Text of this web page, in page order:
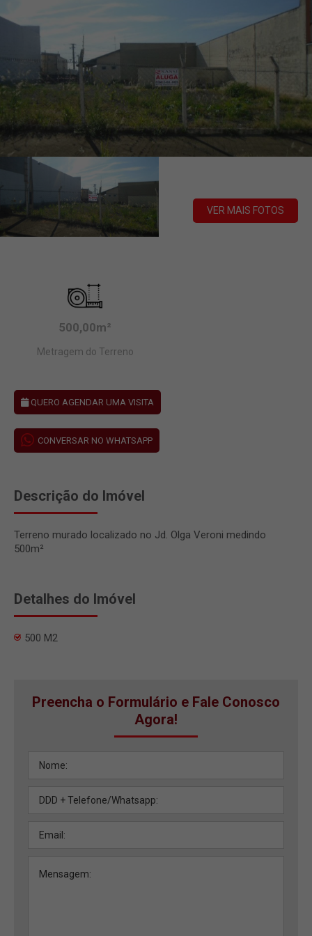
VER MAIS FOTOS
500,00m²
Metragem do Terreno
QUERO AGENDAR UMA VISITA
CONVERSAR NO WHATSAPP
Descrição do Imóvel
Terreno murado localizado no Jd. Olga Veroni medindo
500m²
Detalhes do Imóvel
500 M2
Preencha o Formulário e Fale Conosco
Agora!